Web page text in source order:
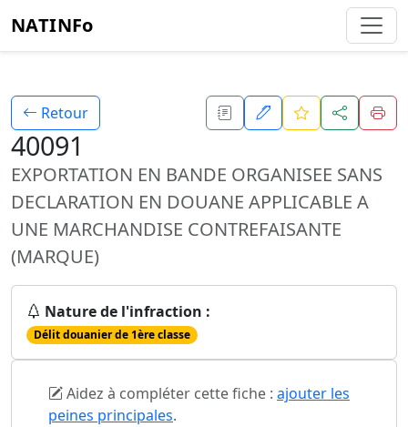
NATINFo
Retour
40091
EXPORTATION EN BANDE ORGANISEE SANS
DECLARATION EN DOUANE APPLICABLE A
UNE MARCHANDISE CONTREFAISANTE
(MARQUE)
Nature de l'infraction :
Délit douanier de 1ère classe
Aidez à compléter cette fiche : ajouter les
peines principales.